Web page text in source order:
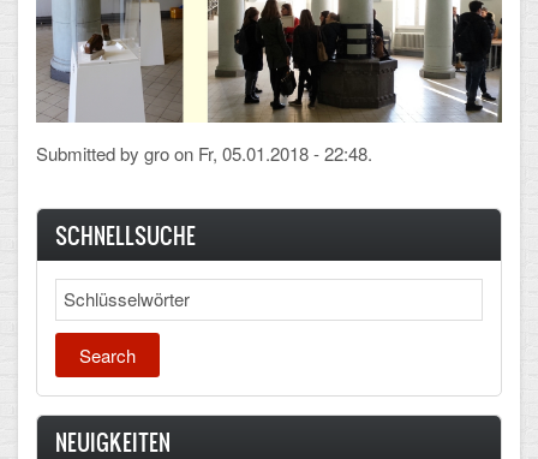
Wahlfächer
TERMINE
CLOUD
Gitlab
Submitted by groon Fr, 05.01.2018 - 22:48.
SCHNELLSUCHE
Search
NEUIGKEITEN